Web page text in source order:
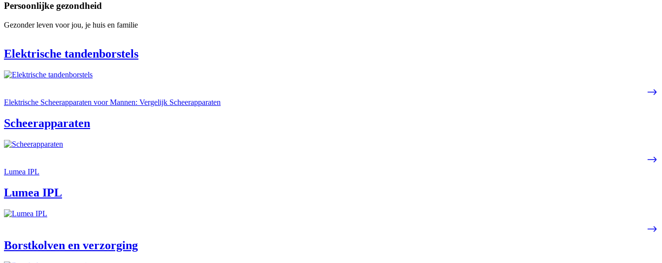
Persoonlijke gezondheid
Gezonder leven voor jou, je huis en familie
Elektrische tandenborstels
Elektrische Scheerapparaten voor Mannen: Vergelijk Scheerapparaten
Scheerapparaten
Lumea IPL
Lumea IPL
Borstkolven en verzorging